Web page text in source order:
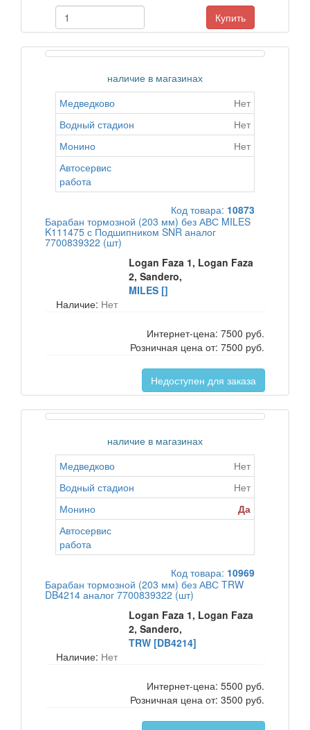
Купить
наличие в магазинах
Медведково
Нет
Водный стадион
Нет
Монино
Нет
Автосервис
работа
Код товара: 10873
Барабан тормозной (203 мм) без АВС MILES
K111475 с Подшипником SNR аналог
7700839322 (шт)
Logan Faza 1, Logan Faza
2, Sandero,
MILES []
Наличие: Нет
Интернет-цена: 7500 руб.
Розничная цена от: 7500 руб.
Недоступен для заказа
наличие в магазинах
Медведково
Нет
Водный стадион
Нет
Монино
Да
Автосервис
работа
Код товара: 10969
Барабан тормозной (203 мм) без АВС TRW
DB4214 аналог 7700839322 (шт)
Logan Faza 1, Logan Faza
2, Sandero,
TRW [DB4214]
Наличие: Нет
Интернет-цена: 5500 руб.
Розничная цена от: 3500 руб.